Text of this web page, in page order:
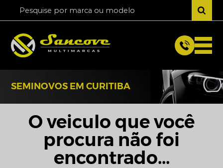
SEMINOVOS EM CURITIBA
O veiculo que você
procura não foi
encontrado...